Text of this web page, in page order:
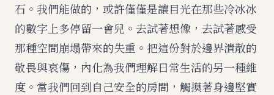
石。我們能做的，或許僅僅是讓目光在那些冷冰冰
的數字上多停留一會兒。去試著想像，去試著感受
那種空間崩塌帶來的失重。把這份對於邊界潰散的
敬畏與哀傷，內化為我們理解日常生活的另一種維
度。當我們回到自己安全的房間，觸摸著身邊堅實